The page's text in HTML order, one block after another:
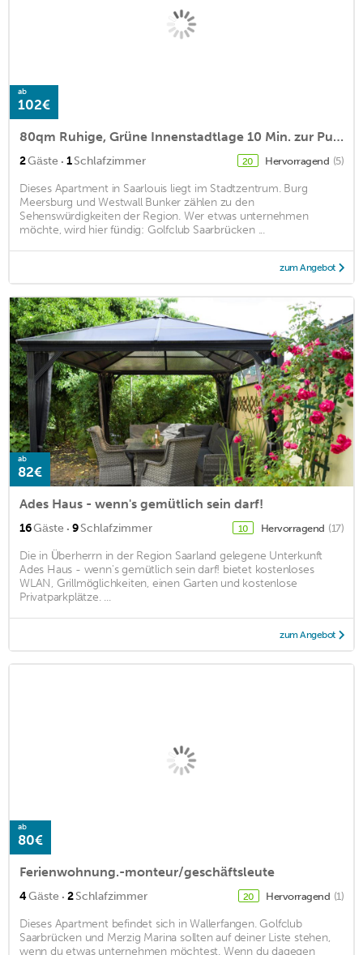
ab
102€
80qm Ruhige, Grüne Innenstadtlage 10 Min. zur Pulsierenden Altstadt
2Gäste · 1Schlafzimmer 20 Hervorragend (5)
Dieses Apartment in Saarlouis liegt im Stadtzentrum. Burg
Meersburg und Westwall Bunker zählen zu den
Sehenswürdigkeiten der Region. Wer etwas unternehmen
möchte, wird hier fündig: Golfclub Saarbrücken ...
zum Angebot
ab
82€
Ades Haus - wenn's gemütlich sein darf!
16Gäste · 9Schlafzimmer 10 Hervorragend (17)
Die in Überherrn in der Region Saarland gelegene Unterkunft
Ades Haus - wenn's gemütlich sein darf! bietet kostenloses
WLAN, Grillmöglichkeiten, einen Garten und kostenlose
Privatparkplätze. ...
zum Angebot
ab
80€
Ferienwohnung.-monteur/geschäftsleute
4Gäste · 2Schlafzimmer 20 Hervorragend (1)
Dieses Apartment befindet sich in Wallerfangen. Golfclub
Saarbrücken und Merzig Marina sollten auf deiner Liste stehen,
wenn du etwas unternehmen möchtest. Wenn du dagegen